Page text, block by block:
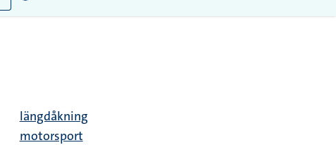
längdåkning
motorsport